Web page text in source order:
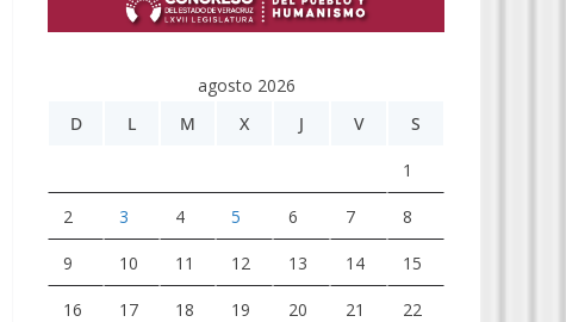
agosto 2026
D
L M X J V S
1
2 3 4 5 6 7 8
9 10 11 12 13 14 15
16 17 18 19 20 21 22